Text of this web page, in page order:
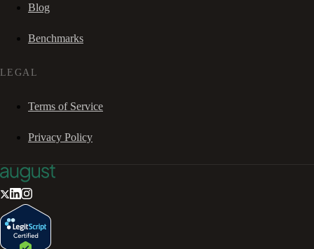
Blog
Benchmarks
LEGAL
Terms of Service
Privacy Policy